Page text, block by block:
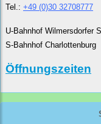
Tel.: +49 (0)30 32708777
U-Bahnhof Wilmersdorfer
S-Bahnhof Charlottenburg
Öffnungszeiten